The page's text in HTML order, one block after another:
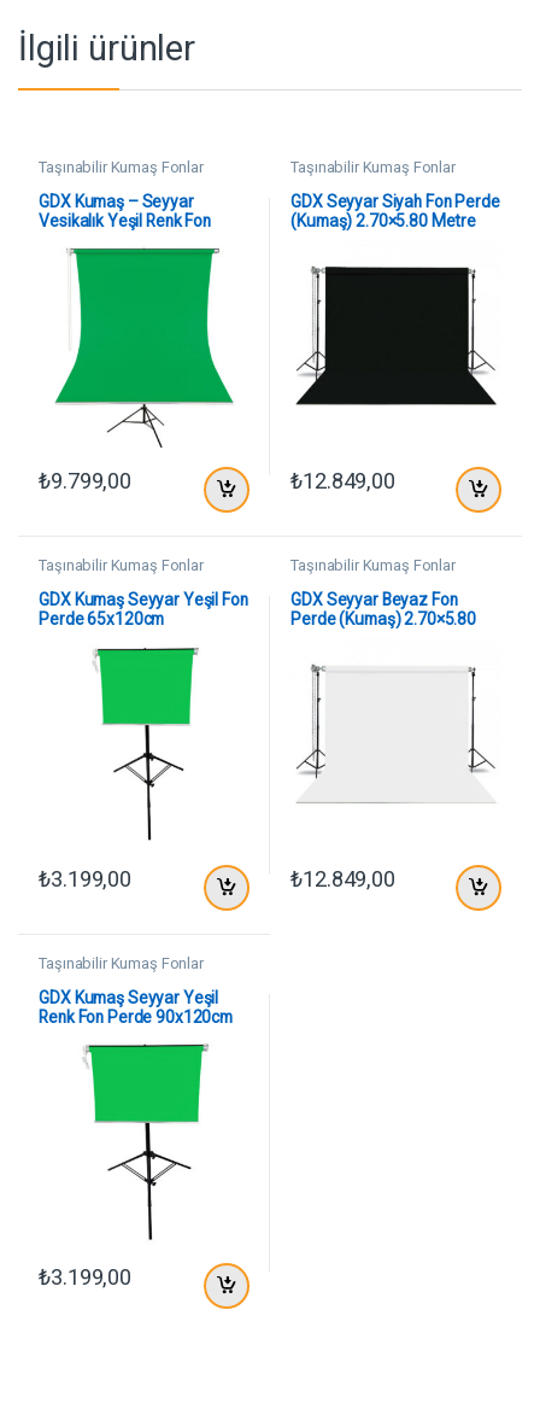
İlgili ürünler
Taşınabilir Kumaş Fonlar
GDX Kumaş – Seyyar
Vesikalık Yeşil Renk Fon
₺9.799,00
Taşınabilir Kumaş Fonlar
GDX Seyyar Siyah Fon Perde
(Kumaş) 2.70×5.80 Metre
₺12.849,00
Taşınabilir Kumaş Fonlar
GDX Kumaş Seyyar Yeşil Fon
Perde 65x120cm
₺3.199,00
Taşınabilir Kumaş Fonlar
GDX Seyyar Beyaz Fon
Perde (Kumaş) 2.70×5.80
₺12.849,00
Taşınabilir Kumaş Fonlar
GDX Kumaş Seyyar Yeşil
Renk Fon Perde 90x120cm
₺3.199,00